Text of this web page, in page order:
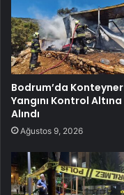
Bodrum’da Konteyner
Yangını Kontrol Altına
Alındı
Ağustos 9, 2026